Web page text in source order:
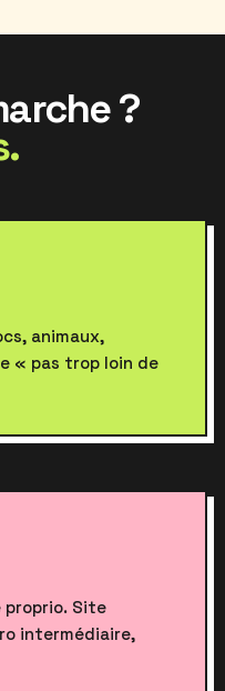
?
animaux,
« pas trop loin de
proprio. Site
intermédiaire,